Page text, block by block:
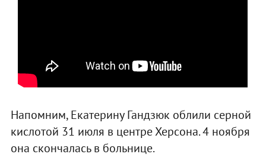
Напомним, Екатерину Гандзюк облили серной
кислотой 31 июля в центре Херсона. 4 ноября
она скончалась в больнице.